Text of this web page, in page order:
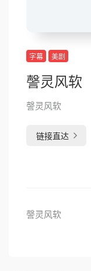
字幕 美剧
謦灵风软
謦灵风软
链接直达
謦灵风软